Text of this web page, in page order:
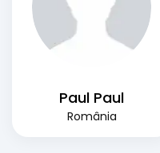
Paul Paul
România